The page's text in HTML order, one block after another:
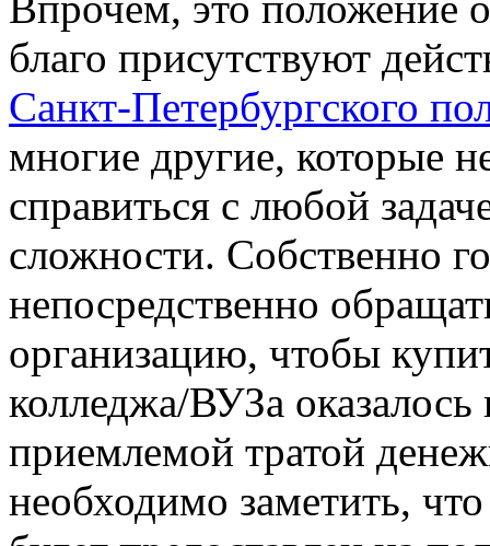
благо присутствуют
Санкт-Петербургского
многие другие, которые
справиться с любой
сложности. Собственно
непосредственно
организацию, чтобы
колледжа/ВУЗа оказалось
приемлемой тратой
необходимо заметить,